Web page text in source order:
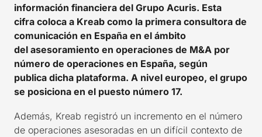
información financiera del Grupo Acuris. Esta
cifra coloca a Kreab como la primera consultora de
comunicación en España en el ámbito
del asesoramiento en operaciones de M&A por
número de operaciones en España, según
publica dicha plataforma. A nivel europeo, el grupo
se posiciona en el puesto número 17.
Además, Kreab registró un incremento en el número
de operaciones asesoradas en un difícil contexto de